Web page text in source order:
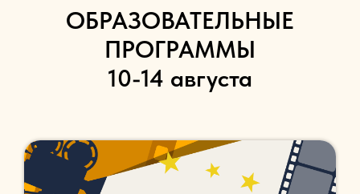
ОБРАЗОВАТЕЛЬНЫЕ
ПРОГРАММЫ
10-14 августа